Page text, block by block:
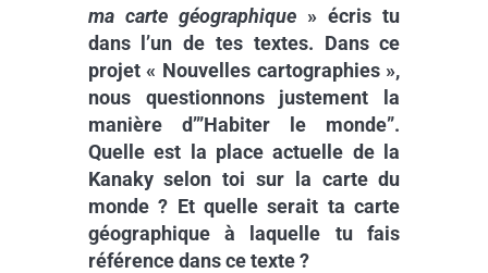
ma carte géographique» écris tu
dans l’un de tes textes. Dans ce
projet « Nouvelles cartographies »,
nous questionnons justement la
manière d’”Habiter le monde”.
Quelle est la place actuelle de la
Kanaky selon toi sur la carte du
monde ? Et quelle serait ta carte
géographique à laquelle tu fais
référence dans ce texte ?